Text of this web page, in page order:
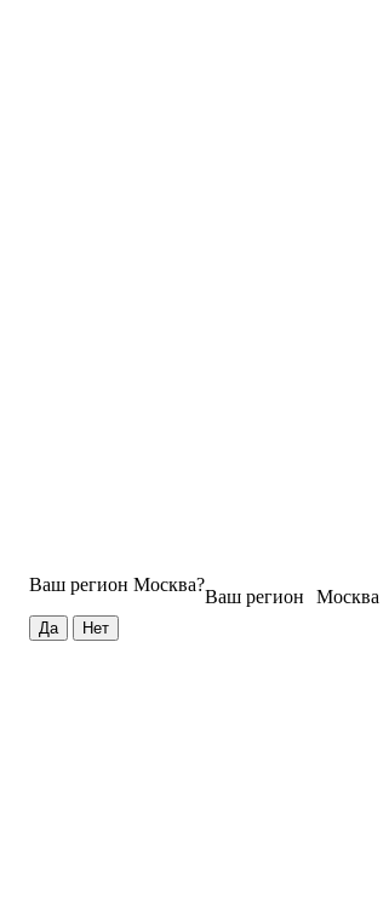
Москва
Ваш регион
Ваш регион Москва?